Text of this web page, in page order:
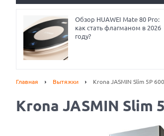
Обзор HUAWEI Mate 80 Pro:
как стать флагманом в 2026
году?
Главная Вытяжки Krona JASMIN Slim 5Р 600
Krona JASMIN Slim